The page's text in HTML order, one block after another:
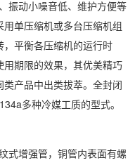
振动小噪音低、维护方便等
单压缩机或多台压缩机组
平衡各压缩机的运行时
期限的效果，其优美精巧
产品中出类拔萃。全封闭
多种冷媒工质的型式。
式增强管，铜管内表面有螺